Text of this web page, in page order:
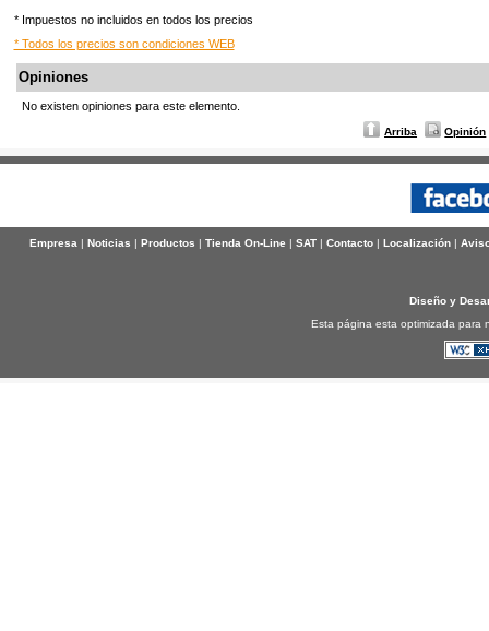
* Impuestos no incluidos en todos los precios
* Todos los precios son condiciones WEB
Opiniones
No existen opiniones para este elemento.
Arriba Opinión
Empresa| Noticias | Productos | Tienda On-Line | SAT| Contacto| Localización|
Diseño y
Esta página esta optimizada para